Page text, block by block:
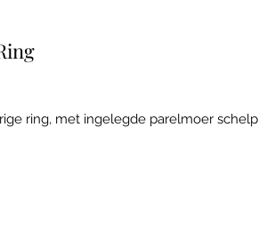
ring, met ingelegde parelmoer schelp